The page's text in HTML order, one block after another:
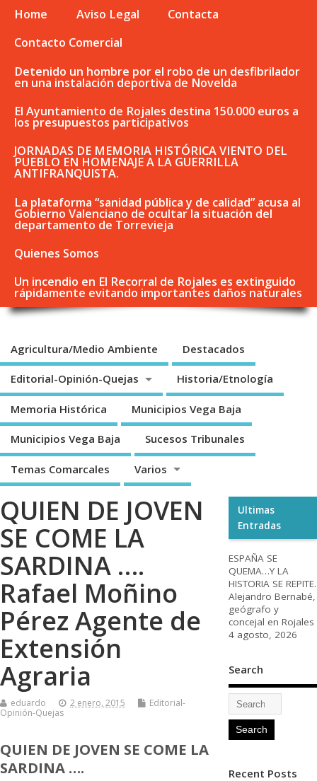
Home Aviso Legal
Contacta
Contacto Comercial
Detenido un hombre por el robo de un desfibrilador
en una instalación deportiva de Novelda
El Ayuntamiento de Rojales destina 150.000 euros a
los presupuestos participativos
JORNADAS DE MEMORIA HISTÓRICA VIENTO DEL
PUEBLO EN HOMENAJE A LA GUERRILLA
ANTIFRANQUISTA.
La plataforma “sanidad pública y de calidad” acusa al
Gobierno Valenciano de ocultar la situación del
departamento de Torrevieja
Quienes Somos
Un incendio en El Recorral de Rojales es extinguido
rápidamente evitando importantes daños naturales
Agricultura/Medio Ambiente Destacados
Editorial-Opinión-Quejas Historia/Etnología
Memoria Histórica Municipios Vega Baja
Municipios Vega Baja Sucesos Tribunales
Temas Comarcales Varios
QUIEN DE JOVEN
SE COME LA
SARDINA ….
Rafael Moñino
Pérez Agente de
Extensión
Agraria
eduardo 2 enero, 2015
Editorial-
Opinión-Quejas
QUIEN DE JOVEN SE COME LA
SARDINA ….
Ultimas
Entradas
ESPAÑA SE
QUEMA…Y LA
HISTORIA SE REPITE.
Alejandro Bernabé,
geógrafo y
concejal en Rojales
4 agosto, 2026
Search
Recent Posts